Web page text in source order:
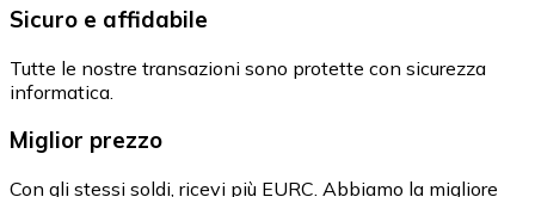
Sicuro e affidabile
Tutte le nostre transazioni sono protette con sicurezza
informatica.
Miglior prezzo
Con gli stessi soldi, ricevi più EURC. Abbiamo la migliore